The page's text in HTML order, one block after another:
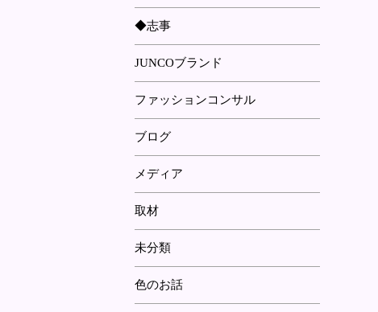
◆志事
JUNCOブランド
ファッションコンサル
ブログ
メディア
取材
未分類
色のお話